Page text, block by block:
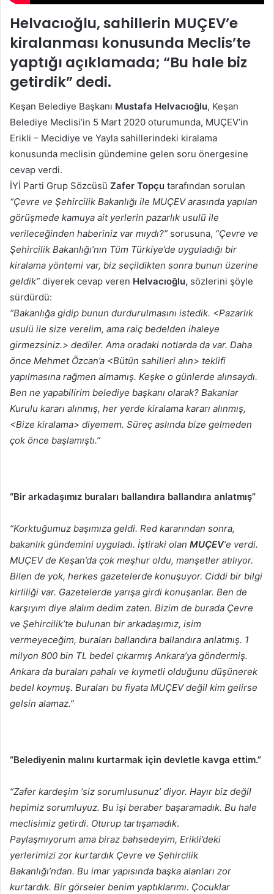
Helvacıoğlu, sahillerin MUÇEV’e
kiralanması konusunda Meclis’te
yaptığı açıklamada; “Bu hale biz
getirdik” dedi.
Keşan Belediye Başkanı Mustafa Helvacıoğlu, Keşan
Belediye Meclisi’in 5 Mart 2020 oturumunda, MUÇEV’in
Erikli – Mecidiye ve Yayla sahillerindeki kiralama
konusunda meclisin gündemine gelen soru önergesine
cevap verdi.
İYİ Parti Grup Sözcüsü Zafer Topçu tarafından sorulan
“Çevre ve Şehircilik Bakanlığı ile MUÇEV arasında yapılan
görüşmede kamuya ait yerlerin pazarlık usulü ile
verileceğinden haberiniz var mıydı?” sorusuna, “Çevre ve
Şehircilik Bakanlığı’nın Tüm Türkiye’de uyguladığı bir
kiralama yöntemi var, biz seçildikten sonra bunun üzerine
geldik” diyerek cevap veren Helvacıoğlu, sözlerini şöyle
sürdürdü:
“Bakanlığa gidip bunun durdurulmasını istedik. <Pazarlık
usulü ile size verelim, ama raiç bedelden ihaleye
girmezsiniz.> dediler. Ama oradaki notlarda da var. Daha
önce Mehmet Özcan’a <Bütün sahilleri alın> teklifi
yapılmasına rağmen almamış. Keşke o günlerde alınsaydı.
Ben ne yapabilirim belediye başkanı olarak? Bakanlar
Kurulu kararı alınmış, her yerde kiralama kararı alınmış,
<Bize kiralama> diyemem. Süreç aslında bize gelmeden
çok önce başlamıştı.”
“Bir arkadaşımız buraları ballandıra ballandıra anlatmış”
“Korktuğumuz başımıza geldi. Red kararından sonra,
bakanlık gündemini uyguladı. İştiraki olan MUÇEV‘e verdi.
MUÇEV de Keşan’da çok meşhur oldu, manşetler atılıyor.
Bilen de yok, herkes gazetelerde konuşuyor. Ciddi bir bilgi
kirliliği var. Gazetelerde yarışa girdi konuşanlar. Ben de
karşıyım diye alalım dedim zaten. Bizim de burada Çevre
ve Şehircilik’te bulunan bir arkadaşımız, isim
vermeyeceğim, buraları ballandıra ballandıra anlatmış. 1
milyon 800 bin TL bedel çıkarmış Ankara’ya göndermiş.
Ankara da buraları pahalı ve kıymetli olduğunu düşünerek
bedel koymuş. Buraları bu fiyata MUÇEV değil kim gelirse
gelsin alamaz.”
“Belediyenin malını kurtarmak için devletle kavga ettim.”
“Zafer kardeşim ‘siz sorumlusunuz’ diyor. Hayır biz değil
hepimiz sorumluyuz. Bu işi beraber başaramadık. Bu hale
meclisimiz getirdi. Oturup tartışamadık.
Paylaşmıyorum ama biraz bahsedeyim, Erikli’deki
yerlerimizi zor kurtardık Çevre ve Şehircilik
Bakanlığı’ndan. Bu imar yapısında başka alanları zor
kurtardık. Bir görseler benim yaptıklarımı. Çocuklar